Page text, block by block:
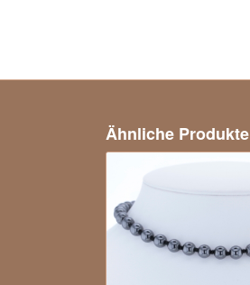
Ähnliche Produkte